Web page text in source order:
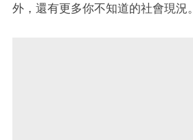
外，還有更多你不知道的社會現況。